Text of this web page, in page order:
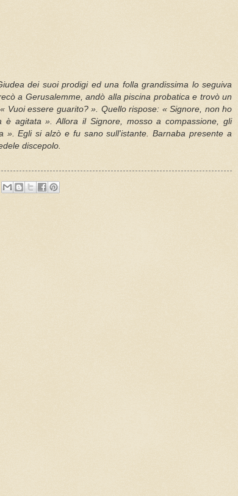
dei suoi prodigi ed una folla grandissima lo seguiva
a Gerusalemme, andò alla piscina probatica e trovò un
Vuoi essere guarito? ». Quello rispose: « Signore, non ho
agitata ». Allora il Signore, mosso a compassione, gli
». Egli si alzò e fu sano sull'istante. Barnaba presente a
discepolo.